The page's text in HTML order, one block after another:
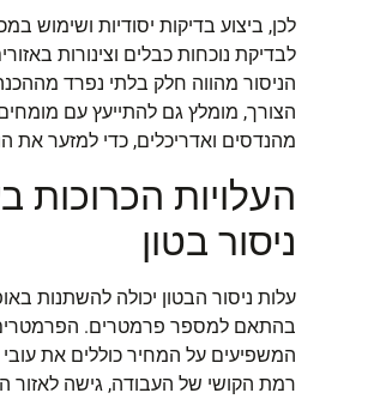
לכן, ביצוע בדיקות יסודיות ושימוש
לבדיקת נוכחות כבלים וצינורות
הניסור מהווה חלק בלתי נפרד
הצורך, מומלץ גם להתייעץ עם
מהנדסים ואדריכלים, כדי למזער את
העלויות הכרוכות
ניסור בטון
עלות ניסור הבטון יכולה להשתנות
בהתאם למספר פרמטרים. הפרמטרים
המשפיעים על המחיר כוללים את עובי
רמת הקושי של העבודה, גישה לאזור